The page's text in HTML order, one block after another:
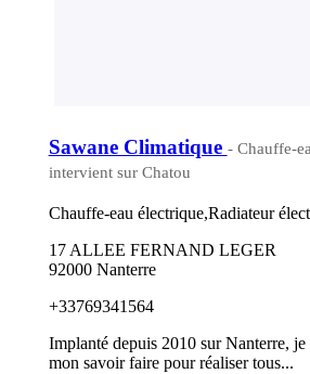
Sawane Climatique - Chauffe-
intervient sur Chatou
Chauffe-eau électrique,Radiateur
17 ALLEE FERNAND LEGER
92000 Nanterre
+33769341564
Implanté depuis 2010 sur Nanterre, je
mon savoir faire pour réaliser tous...